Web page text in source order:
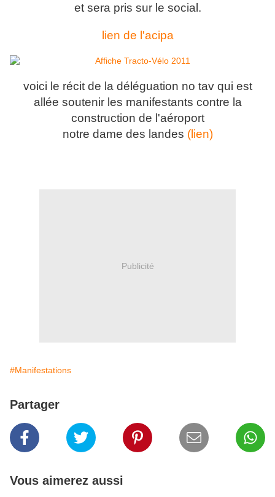
et sera pris sur le social.
lien de l'acipa
voici le récit de la déléguation no tav qui est
allée soutenir les manifestants contre la
construction de l'aéroport
notre dame des landes (lien)
Publicité
#Manifestations
Partager
Vous aimerez aussi